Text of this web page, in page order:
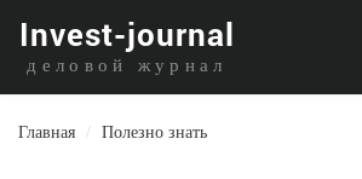
Invest-journal
деловой журнал
Главная / Полезно знать